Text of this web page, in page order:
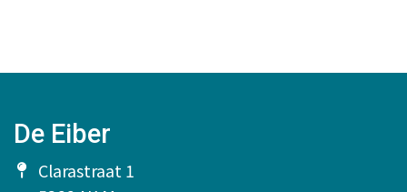
De Eiber
Clarastraat 1